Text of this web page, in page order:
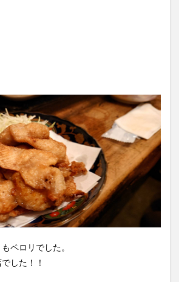
ペロリでした。
した！！